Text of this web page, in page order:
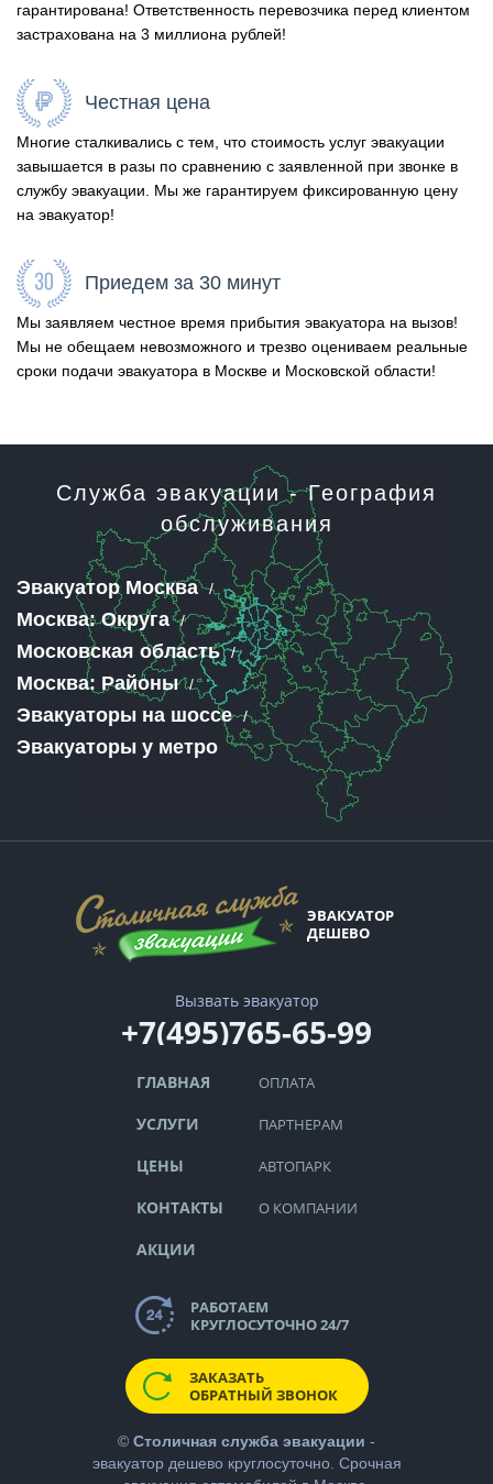
гарантирована! Ответственность перевозчика перед клиентом
застрахована на 3 миллиона рублей!
Честная цена
Многие сталкивались с тем, что стоимость услуг эвакуации
завышается в разы по сравнению с заявленной при звонке в
службу эвакуации. Мы же гарантируем фиксированную цену
на эвакуатор!
Приедем за 30 минут
Мы заявляем честное время прибытия эвакуатора на вызов!
Мы не обещаем невозможного и трезво оцениваем реальные
сроки подачи эвакуатора в Москве и Московской области!
Служба эвакуации - География
обслуживания
Эвакуатор Москва
Москва: Округа
Московская область
Москва: Районы
Эвакуаторы на шоссе
Эвакуаторы у метро
ЭВАКУАТОР
ДЕШЕВО
Вызвать эвакуатор
+7(495)765-65-99
ГЛАВНАЯ
УСЛУГИ
ЦЕНЫ
КОНТАКТЫ
АКЦИИ
ОПЛАТА
ПАРТНЕРАМ
АВТОПАРК
О КОМПАНИИ
РАБОТАЕМ
КРУГЛОСУТОЧНО 24/7
ЗАКАЗАТЬ
ОБРАТНЫЙ ЗВОНОК
© Столичная служба эвакуации -
эвакуатор дешевокруглосуточно. Срочная